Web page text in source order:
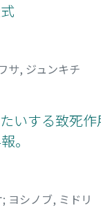
サ, ジュンキチ
いする致死
。
; ヨシノブ, ミドリ